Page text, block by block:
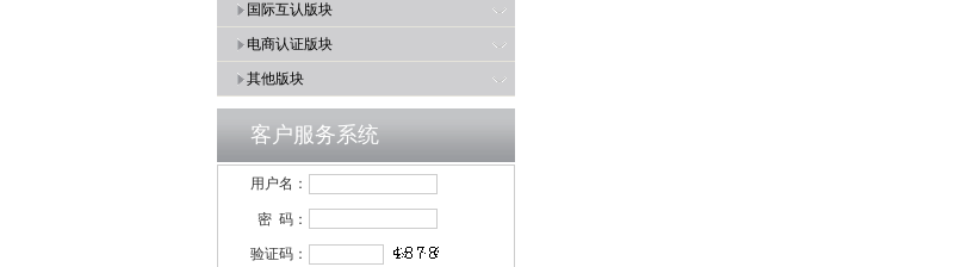
国际互认版块
电商认证版块
其他版块
客户服务系统
用户名：
密 码：
验证码：